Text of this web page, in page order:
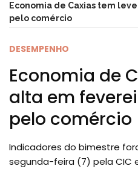
Economia de Caxias tem
pelo comércio
DESEMPENHO
Economia de
alta em
pelo comércio
Indicadores do bimestre
segunda-feira (7) pela CIC